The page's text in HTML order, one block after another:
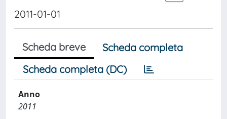
2011-01-01
Scheda breve
Scheda completa
Scheda completa (DC)
Anno
2011